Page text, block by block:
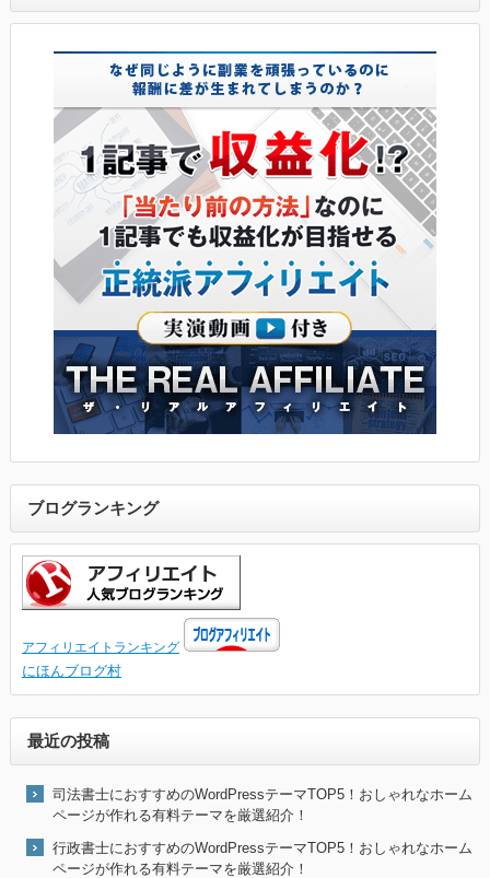
ブログランキング
アフィリエイトランキング
にほんブログ村
最近の投稿
司法書士におすすめのWordPressテーマTOP5！おしゃれなホーム
ページが作れる有料テーマを厳選紹介！
行政書士におすすめのWordPressテーマTOP5！おしゃれなホーム
ページが作れる有料テーマを厳選紹介！